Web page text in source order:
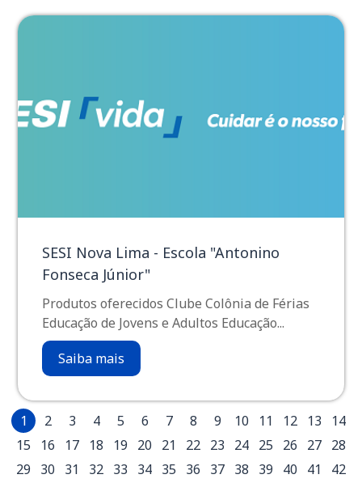
SESI Nova Lima - Escola "Antonino
Fonseca Júnior"
Produtos oferecidos Clube Colônia de Férias
Educação de Jovens e Adultos Educação...
Saiba mais
1 2 3 4 5 6 7 8 9 10 11 12 13
14
15
16 17 18 19 20 21 22 23 24 25 26 27 28
29
30 31 32 33 34 35 36 37 38 39 40 41
42